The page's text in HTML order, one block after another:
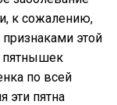
к сожалению,
этой
пятнышек
по всей
эти пятна